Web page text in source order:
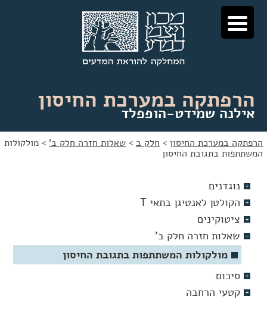
דלג
לתוכן
דלג
לניווט
הרפתקה במערכת החיסון
אילנה שמידט-הופפלד
הרפתקה במערכת החיסון > חלק ב > שאלות חזרה חלק ב' > מולקולות
המשתתפות בתגובת החיסון
נוגדנים
הקולטן לאנטיגן בתאי T
ציטוקינים
שאלות חזרה חלק ב'
מולקולות המשתתפות בתגובת החיסון
סיכום
קטעי הרחבה